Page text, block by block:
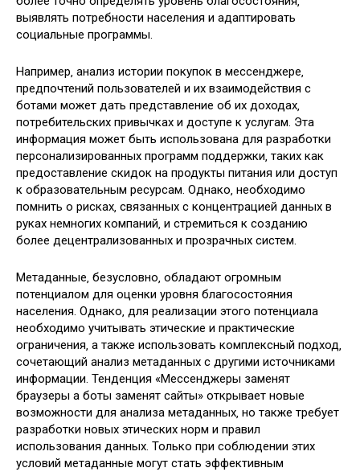
выявлять потребности населения и адаптировать
социальные программы.
Например‚ анализ истории покупок в мессенджере‚
предпочтений пользователей и их взаимодействия с
ботами может дать представление об их доходах‚
потребительских привычках и доступе к услугам. Эта
информация может быть использована для разработки
персонализированных программ поддержки‚ таких как
предоставление скидок на продукты питания или доступ
к образовательным ресурсам. Однако‚ необходимо
помнить о рисках‚ связанных с концентрацией данных в
руках немногих компаний‚ и стремиться к созданию
более децентрализованных и прозрачных систем.
Метаданные‚ безусловно‚ обладают огромным
потенциалом для оценки уровня благосостояния
населения. Однако‚ для реализации этого потенциала
необходимо учитывать этические и практические
ограничения‚ а также использовать комплексный подход‚
сочетающий анализ метаданных с другими источниками
информации. Тенденция «Мессенджеры заменят
браузеры а боты заменят сайты» открывает новые
возможности для анализа метаданных‚ но также требует
разработки новых этических норм и правил
использования данных. Только при соблюдении этих
условий метаданные могут стать эффективным